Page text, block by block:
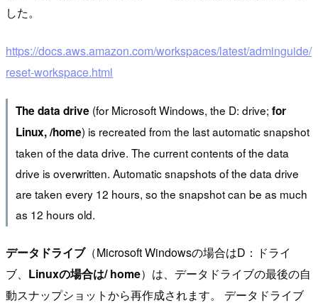
した。
https://docs.aws.amazon.com/workspaces/latest/adminguide/
reset-workspace.html
The data drive(for Microsoft Windows, the D: drive; for
Linux, /home) is recreated from the last automatic snapshot
taken of the data drive. The current contents of the data
drive is overwritten. Automatic snapshots of the data drive
are taken every 12 hours, so the snapshot can be as much
as 12 hours old.
データドライブ（Microsoft Windowsの場合はD：ドライ
ブ、 Linuxの場合は/ home）は、データドライブの最後の自
動スナップショットから再作成されます。 データドライブ